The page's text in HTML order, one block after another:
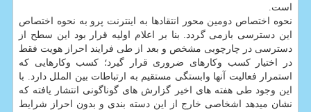
است.
نحوه اختصاص دومین محور انتقادها به اینترنت پرو به نحوه اختصاص
این دسترسی بازمی گردد. بنا بر اعلام اولیه قرار بود این سطح از
دسترسی در چارچوبی مشخص و بعد از طی فرایند احراز هویت فقط
در اختیار کسب وکارهای ضروری قرار گیرد؛ کسب وکارهایی که
استمرار فعالیت آنها وابستگی مستقیم به ارتباطات بین الملل دارد. با
این وجود طی هفته های اخیر گزارش های گوناگونی انتشار یافته که
نشان میدهد اشخاصی خارج از این دسته بندی و بدون احراز شرایط